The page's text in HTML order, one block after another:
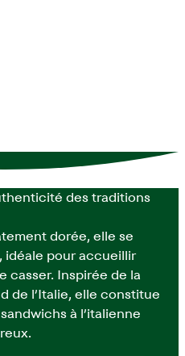
des traditions
dorée, elle se
idéale pour accueillir
casser. Inspirée de la
de l’Italie, elle constitue
à l’italienne